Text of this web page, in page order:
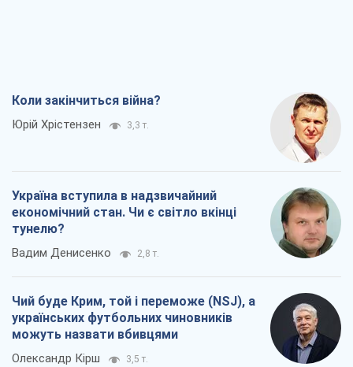
Коли закінчиться війна?
Юрій Хрістензен 3,3 т.
Україна вступила в надзвичайний
економічний стан. Чи є світло вкінці
тунелю?
Вадим Денисенко 2,8 т.
Чий буде Крим, той і переможе (NSJ), а
українських футбольних чиновників
можуть назвати вбивцями
Олександр Кірш 3,5 т.